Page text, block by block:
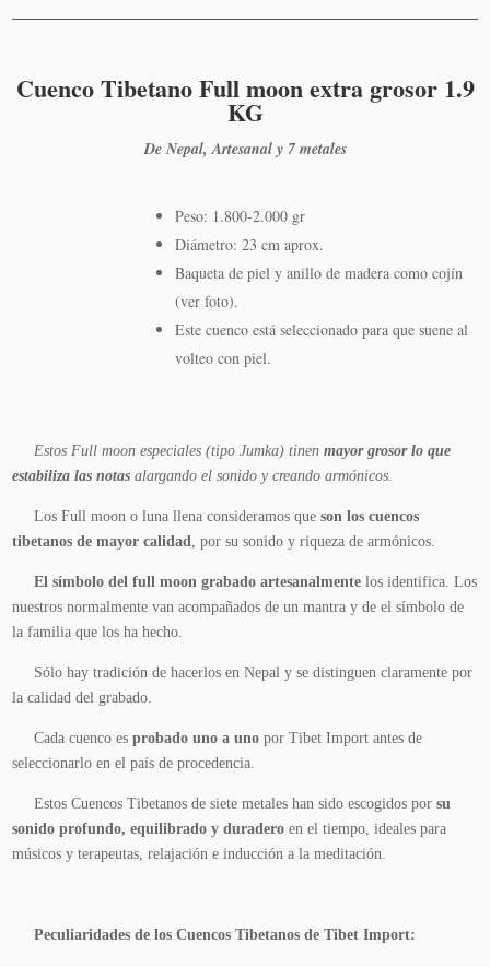
Cuenco Tibetano Full moon extra grosor 1.9
KG
De Nepal, Artesanal y 7 metales
Peso: 1.800-2.000 gr
Diámetro: 23 cm aprox.
Baqueta de piel y anillo de madera como cojín
(ver foto).
Este cuenco está seleccionado para que suene al
volteo con piel.
Estos Full moon especiales (tipo Jumka) tinenmayor grosor lo que
estabiliza las notas alargando el sonido y creando armónicos.
Los Full moon o luna llena consideramos queson los cuencos
tibetanos de mayor calidad , por su sonido y riqueza de armónicos.
El símbolo del full moon grabado artesanalmente los identifica. Los
nuestros normalmente van acompañados de un mantra y de el símbolo de
la familia que los ha hecho.
Sólo hay tradición de hacerlos en Nepal y se distinguen claramente por
la calidad del grabado.
Cada cuenco esprobado uno a uno por Tibet Import antes de
seleccionarlo en el país de procedencia.
Estos Cuencos Tibetanos de siete metales han sido escogidos por su
sonido profundo, equilibrado y duradero en el tiempo, ideales para
músicos y terapeutas, relajación e inducción a la meditación.
Peculiaridades de los Cuencos Tibetanos de Tibet Import:
carrito